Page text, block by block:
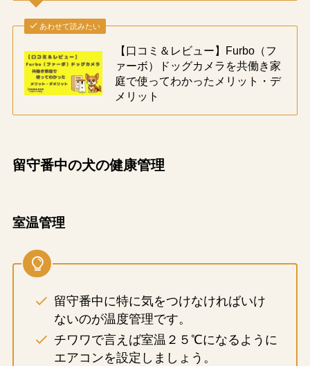
あわせて読みたい
【口コミ＆レビュー】Furbo（フ
ァーボ）ドッグカメラを共働き家
庭で使ってわかったメリット・デ
メリット
留守番中の犬の健康管理
室温管理
留守番中に特に気をつけなければいけ
ないのが温度管理です。
チワワで言えば室温２５℃になるように
エアコンを設定しましょう。